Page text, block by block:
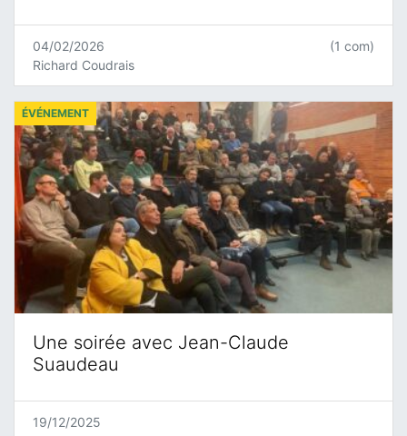
04/02/2026
Richard Coudrais
(1 com)
Une soirée avec Jean-Claude
Suaudeau
ÉVÉNEMENT
19/12/2025